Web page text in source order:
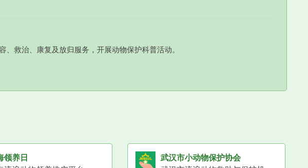
救治、康复及放归服务，开展动物保护科普活动。
领养日
武汉市小动物保护协会